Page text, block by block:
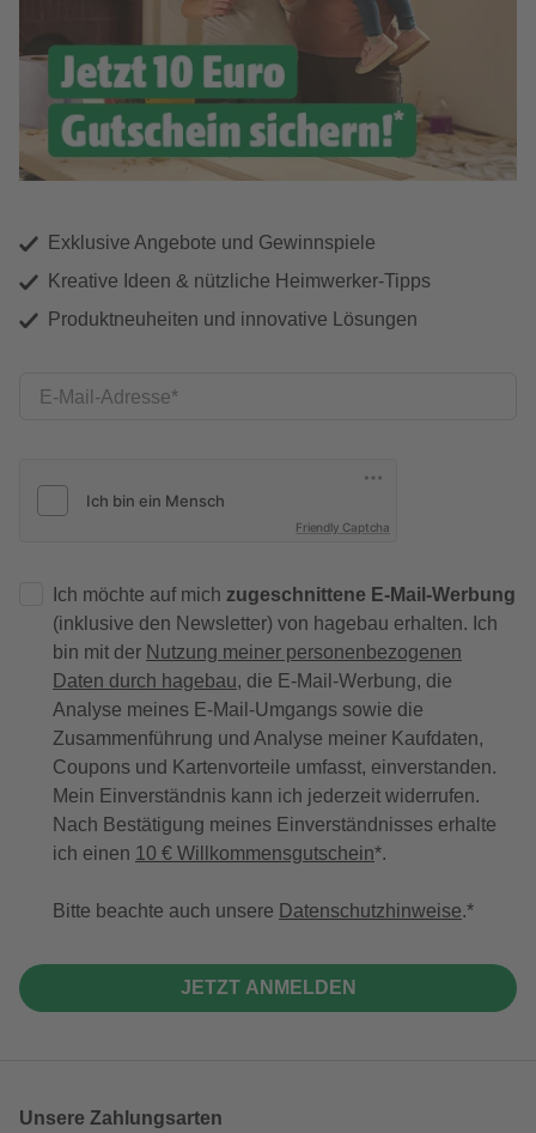
Exklusive Angebote und Gewinnspiele
Kreative Ideen & nützliche Heimwerker-Tipps
Produktneuheiten und innovative Lösungen
E-Mail-Adresse
Friendly Captcha
Ich möchte auf mich zugeschnittene E-Mail-Werbung
(inklusive den Newsletter) von hagebau erhalten. Ich
bin mit der Nutzung meiner personenbezogenen
Daten durch hagebau, die E-Mail-Werbung, die
Analyse meines E-Mail-Umgangs sowie die
Zusammenführung und Analyse meiner Kaufdaten,
Coupons und Kartenvorteile umfasst, einverstanden.
Mein Einverständnis kann ich jederzeit widerrufen.
Nach Bestätigung meines Einverständnisses erhalte
ich einen 10 € Willkommensgutschein*.
Bitte beachte auch unsere Datenschutzhinweise.
JETZT ANMELDEN
Unsere Zahlungsarten